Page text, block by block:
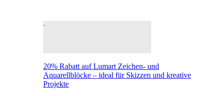
20% Rabatt auf Lumart Zeichen- und
Aquarellblöcke – ideal für Skizzen und kreative
Projekte